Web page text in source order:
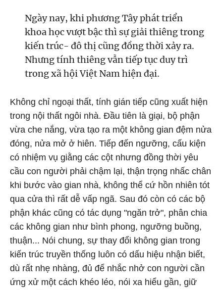
Ngày nay, khi phương Tây phát triển
khoa học vượt bậc thì sự giải thiêng trong
kiến trúc- đô thị cũng đồng thời xảy ra.
Nhưng tính thiêng vẫn tiếp tục duy trì
trong xã hội Việt Nam hiện đại.
Không chỉ ngoại thất, tính gián tiếp cũng xuất hiện
trong nội thất ngôi nhà. Đầu tiên là giại, bộ phận
vừa che nắng, vừa tạo ra một không gian đệm nửa
đóng, nửa mở ở hiên. Tiếp đến ngưỡng, cấu kiện
có nhiệm vụ giằng các cột nhưng đồng thời yêu
cầu con người phải chậm lại, thận trọng nhấc chân
khi bước vào gian nhà, không thể cứ hồn nhiên tót
qua cửa thì rất dễ vấp ngã. Sau đó còn có các bộ
phận khác cũng có tác dụng "ngăn trở", phân chia
các không gian như bình phong, ngưỡng buồng,
thuận... Nói chung, sự thay đổi không gian trong
kiến trúc truyền thống luôn có dấu hiệu nhận biết,
dù rất nhẹ nhàng, đủ để nhắc nhở con người cần
ứng xử một cách khéo léo, nói xa hiểu gần, giữ